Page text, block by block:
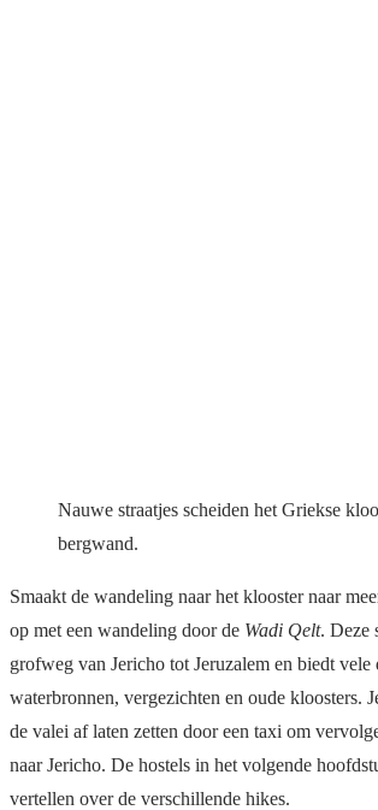
Nauwe straatjes scheiden het Griekse
bergwand.
Smaakt de wandeling naar het klooster naar
op met een wandeling door de Wadi Qelt. Deze
grofweg van Jericho tot Jeruzalem en biedt vele
waterbronnen, vergezichten en oude kloosters.
de valei af laten zetten door een taxi om
naar Jericho. De hostels in het volgende
vertellen over de verschillende hikes.